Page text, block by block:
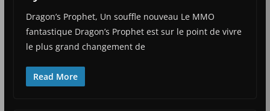
Dragon’s Prophet, Un souffle nouveau Le MMO
fantastique Dragon’s Prophet est sur le point de vivre
le plus grand changement de
Read More